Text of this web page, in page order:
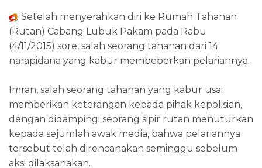
Setelah menyerahkan diri ke Rumah Tahanan
(Rutan) Cabang Lubuk Pakam pada Rabu
(4/11/2015) sore, salah seorang tahanan dari 14
narapidana yang kabur membeberkan pelariannya.
Imran, salah seorang tahanan yang kabur usai
memberikan keterangan kepada pihak kepolisian,
dengan didampingi seorang sipir rutan menuturkan
kepada sejumlah awak media, bahwa pelariannya
tersebut telah direncanakan seminggu sebelum
aksi dilaksanakan.